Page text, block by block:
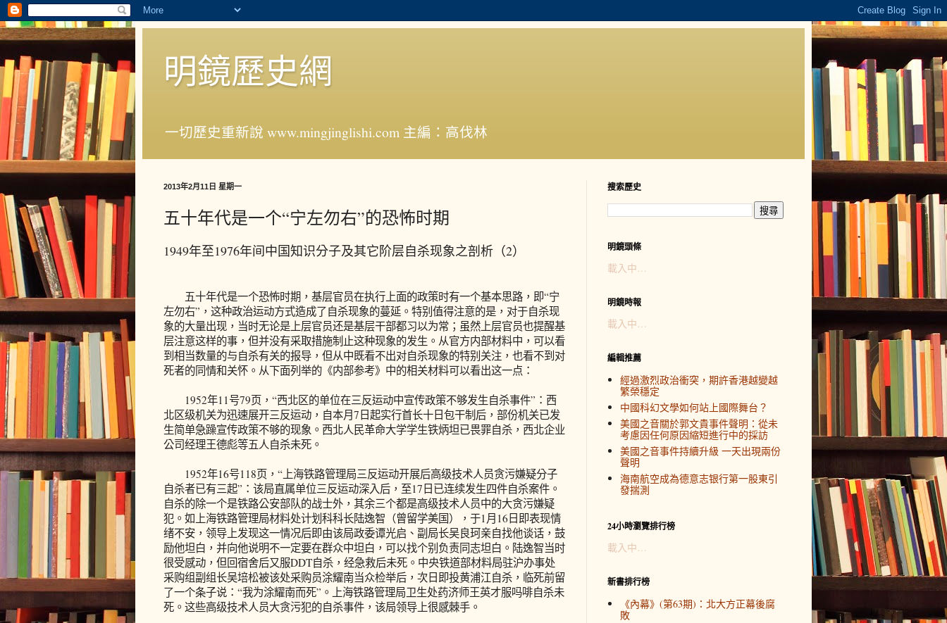
明鏡歷史網
一切歷史重新說 www.mingjinglishi.com 主編：高伐林
2013年2月11日 星期一
五十年代是一个“宁左勿右”的恐怖时期
1949年至1976年间中国知识分子及其它阶层自杀现象之剖析（2）
五十年代是一个恐怖时期，基层官员在执行上面的政策时有一个基本思路，即“宁
左勿右”，这种政治运动方式造成了自杀现象的蔓延。特别值得注意的是，对于自杀现
象的大量出现，当时无论是上层官员还是基层干部都习以为常；虽然上层官员也提醒基
层注意这样的事，但并没有采取措施制止这种现象的发生。从官方内部材料中，可以看
到相当数量的与自杀有关的报导，但从中既看不出对自杀现象的特别关注，也看不到对
死者的同情和关怀。从下面列举的《内部参考》中的相关材料可以看出这一点：
1952年11号79页，“西北区的单位在三反运动中宣传政策不够发生自杀事件”：西
北区级机关为迅速展开三反运动，自本月7日起实行首长十日包干制后，部份机关已发
生简单急躁宣传政策不够的现象。西北人民革命大学学生铁炳坦已畏罪自杀，西北企业
公司经理王德彪等五人自杀未死。
1952年16号118页，“上海铁路管理局三反运动开展后高级技术人员贪污嫌疑分子
自杀者已有三起”：该局直属单位三反运动深入后，至17日已连续发生四件自杀案件。
自杀的除一个是铁路公安部队的战士外，其余三个都是高级技术人员中的大贪污嫌疑
犯。如上海铁路管理局材料处计划科科长陆逸智（曾留学美国），于1月16日即表现情
绪不安，领导上发现这一情况后即由该局政委谭光启、副局长吴良珂亲自找他谈话，鼓
励他坦白，并向他说明不一定要在群众中坦白，可以找个别负责同志坦白。陆逸智当时
很受感动，但回宿舍后又服DDT自杀，经急救后未死。中央铁道部材料局驻沪办事处
采购组副组长吴培松被该处采购员涂耀南当众检举后，次日即投黄浦江自杀，临死前留
了一个条子说：“我为涂耀南而死”。上海铁路管理局卫生处药济师王英才服吗啡自杀未
死。这些高级技术人员大贪污犯的自杀事件，该局领导上很感棘手。
搜索歷史
明鏡頭條
載入中…
明鏡時報
載入中…
編輯推薦
經過激烈政治衝突，期許香港越變越
繁榮穩定
中國科幻文學如何站上國際舞台？
美國之音關於郭文貴事件聲明：從未
考慮因任何原因縮短進行中的採訪
美國之音事件持續升級 一天出現兩份
聲明
海南航空成為德意志银行第一股東引
發揣測
24小時瀏覽排行榜
載入中…
新書排行榜
《內幕》(第63期)：北大方正幕後腐
敗